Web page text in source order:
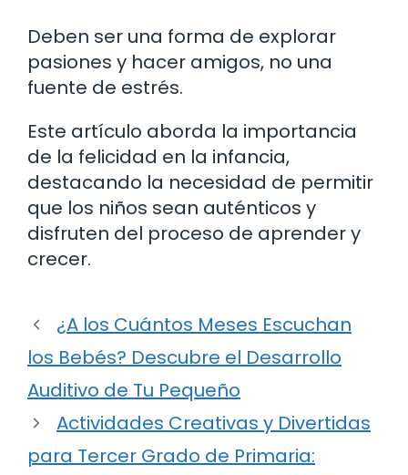
Deben ser una forma de explorar
pasiones y hacer amigos, no una
fuente de estrés.
Este artículo aborda la importancia
de la felicidad en la infancia,
destacando la necesidad de permitir
que los niños sean auténticos y
disfruten del proceso de aprender y
crecer.
¿A los Cuántos Meses Escuchan
los Bebés? Descubre el Desarrollo
Auditivo de Tu Pequeño
Actividades Creativas y Divertidas
para Tercer Grado de Primaria: